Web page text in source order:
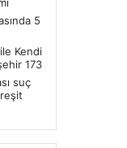
5
Kendi
173
suç